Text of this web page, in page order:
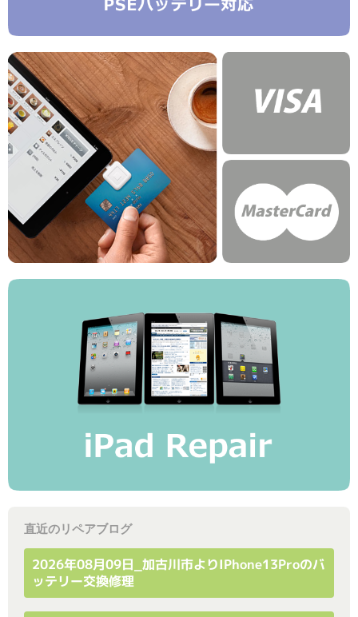
直近のリペアブログ
2026年08月09日_加古川市よりiPhone13Proのバ
ッテリー交換修理